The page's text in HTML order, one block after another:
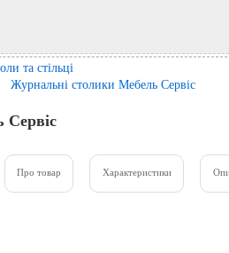
та стільці
Журнальні столики Мебель Сервіс
Сервіс
Про товар Характеристики